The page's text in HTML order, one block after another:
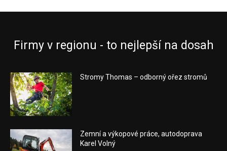
Firmy v regionu - to nejlepší na dosah
Stromy Thomas – odborný ořez stromů
Zemní a výkopové práce, autodoprava
Karel Volný